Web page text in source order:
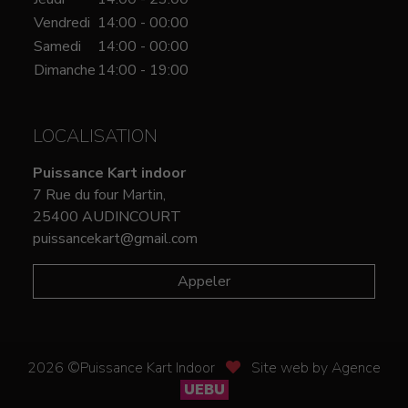
Vendredi 14:00 - 00:00
Samedi
14:00 - 00:00
Dimanche 14:00 - 19:00
LOCALISATION
Puissance Kart indoor
7 Rue du four Martin,
25400 AUDINCOURT
puissancekart@gmail.com
Appeler
2026 ©Puissance Kart Indoor
Site web by Agence
UEBU